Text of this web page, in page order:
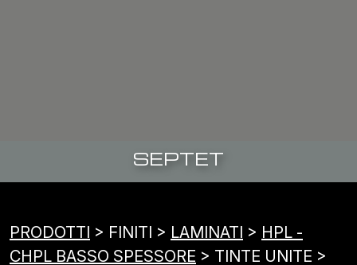
SEPTET
PRODOTTI > FINITI > LAMINATI > HPL -
CHPL BASSO SPESSORE > TINTE UNITE >